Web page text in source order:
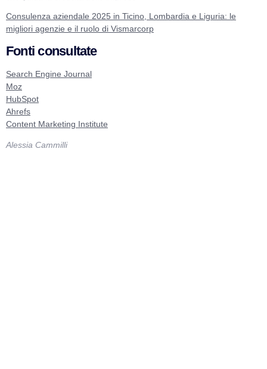
Consulenza aziendale 2025 in Ticino, Lombardia e Liguria: le
migliori agenzie e il ruolo di Vismarcorp
Fonti consultate
Search Engine Journal
Moz
HubSpot
Ahrefs
Content Marketing Institute
Alessia Cammilli